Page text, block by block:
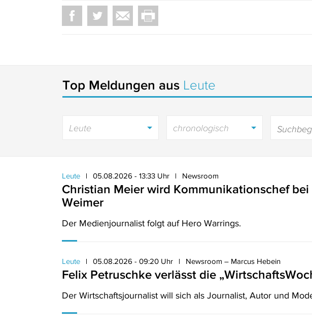
Top Meldungen aus Leute
Leute chronologisch
Leute 05.08.2026 - 13:33 Uhr Newsroom
Christian Meier wird Kommunikationschef
Weimer
Der Medienjournalist folgt auf Hero Warrings.
Leute 05.08.2026 - 09:20 Uhr Newsroom – Marcus Hebein
Felix Petruschke verlässt die
Der Wirtschaftsjournalist will sich als Journalist, Autor und